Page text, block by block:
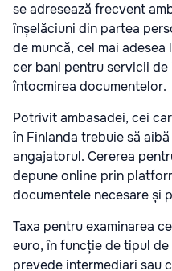
se adresează frecvent
înșelăciuni din partea
de muncă, cel mai
cer bani pentru servicii
întocmirea documentelor.
Potrivit ambasadei, cei
în Finlanda trebuie să
angajatorul. Cererea
depune online prin
documentele necesare și
Taxa pentru examinarea
euro, în funcție de tipul
prevede intermediari sau